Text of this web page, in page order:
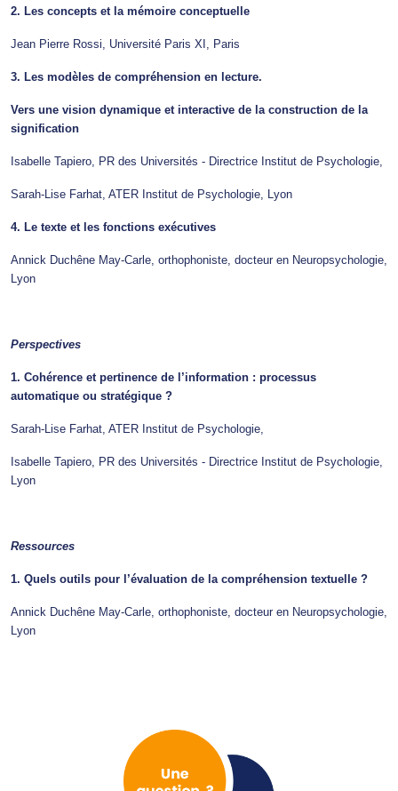
2. Les concepts et la mémoire conceptuelle
Jean Pierre Rossi, Université Paris XI, Paris
3. Les modèles de compréhension en lecture.
Vers une vision dynamique et interactive de la construction de la
signification
Isabelle Tapiero, PR des Universités - Directrice Institut de Psychologie,
Sarah-Lise Farhat, ATER Institut de Psychologie, Lyon
4. Le texte et les fonctions exécutives
Annick Duchêne May-Carle, orthophoniste, docteur en Neuropsychologie,
Lyon
Perspectives
1. Cohérence et pertinence de l’information : processus
automatique ou stratégique ?
Sarah-Lise Farhat, ATER Institut de Psychologie,
Isabelle Tapiero, PR des Universités - Directrice Institut de Psychologie,
Lyon
Ressources
1. Quels outils pour l’évaluation de la compréhension textuelle ?
Annick Duchêne May-Carle, orthophoniste, docteur en Neuropsychologie,
Lyon